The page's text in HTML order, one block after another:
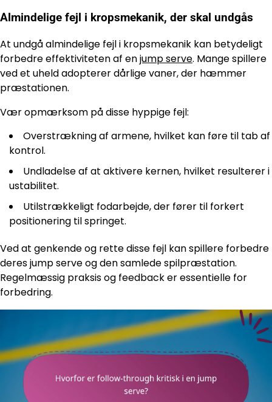
Almindelige fejl i kropsmekanik, der skal undgås
At undgå almindelige fejl i kropsmekanik kan betydeligt
forbedre effektiviteten af enjump serve. Mange spillere
ved et uheld adopterer dårlige vaner, der hæmmer
præstationen.
Vær opmærksom på disse hyppige fejl:
Overstrækning af armene, hvilket kan føre til tab af
kontrol.
Undladelse af at aktivere kernen, hvilket resulterer i
ustabilitet.
Utilstrækkeligt fodarbejde, der fører til forkert
positionering til springet.
Ved at genkende og rette disse fejl kan spillere forbedre
deres jump serve og den samlede spilpræstation.
Regelmæssig praksis og feedback er essentielle for
forbedring.